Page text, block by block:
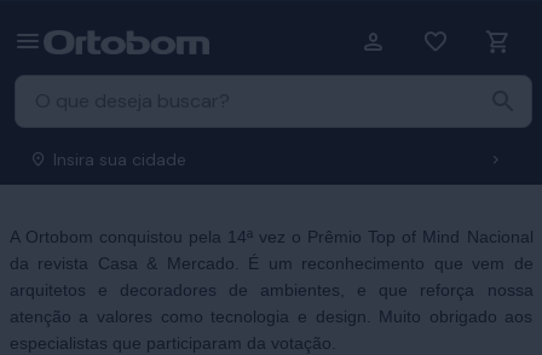
Insira sua cidade
A Ortobom conquistou pela 14ª vez o Prêmio Top of Mind Nacional
da revista Casa & Mercado. É um reconhecimento que vem de
arquitetos e decoradores de ambientes, e que reforça nossa
atenção a valores como tecnologia e design. Muito obrigado aos
especialistas que participaram da votação.